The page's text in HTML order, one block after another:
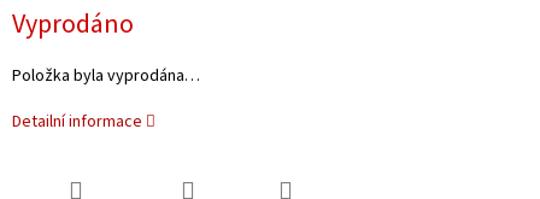
cena:
Vyprodáno
Položka byla vyprodána…
Detailní informace